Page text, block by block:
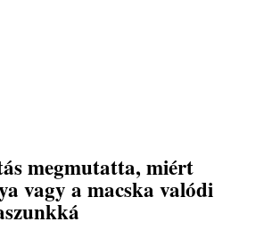
megmutatta, miért
vagy a macska valódi